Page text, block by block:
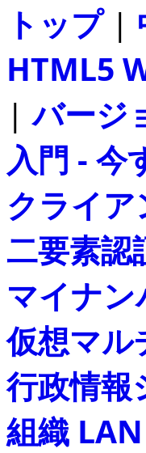
トップ|
HTML5
|バージ
入門 - 今
クライ
二要素認
マイナ
仮想マル
行政情報
組織